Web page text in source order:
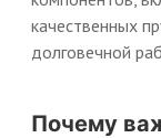
качественных
долговечной
Почему